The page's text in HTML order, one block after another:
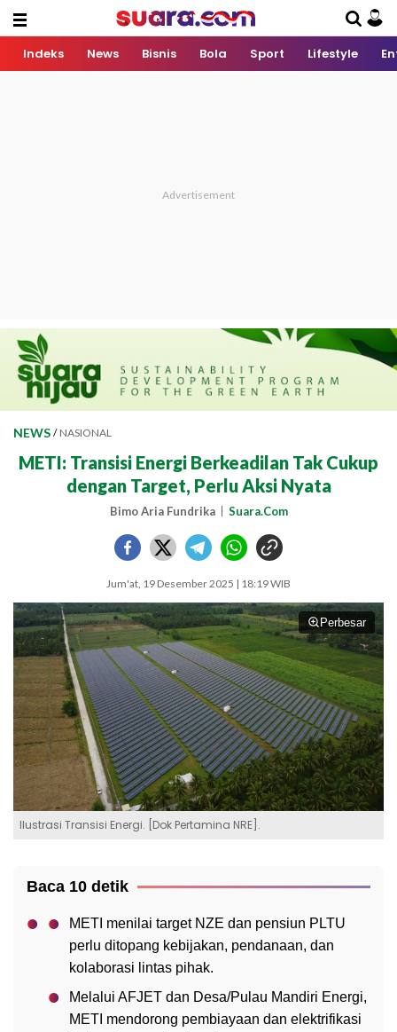
Indeks News Bisnis Bola Sport Lifestyle
NEWS / NASIONAL
METI: Transisi Energi Berkeadilan Tak Cukup
dengan Target, Perlu Aksi Nyata
Bimo Aria Fundrika Suara.Com
Jum'at, 19 Desember 2025 | 18:19 WIB
Perbesar
Ilustrasi Transisi Energi. [Dok Pertamina NRE].
Baca 10 detik
METI menilai target NZE dan pensiun PLTU
perlu ditopang kebijakan, pendanaan, dan
kolaborasi lintas pihak.
Melalui AFJET dan Desa/Pulau Mandiri Energi,
METI mendorong pembiayaan dan elektrifikasi